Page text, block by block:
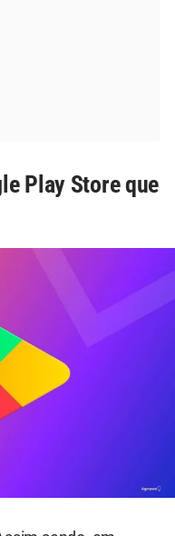
Play Store que